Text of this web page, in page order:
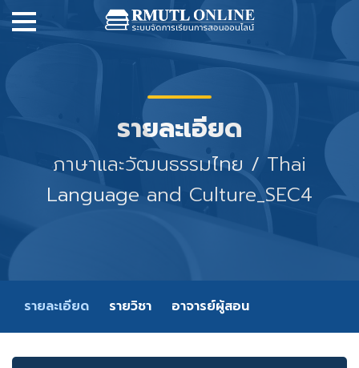
รายละเอียด
ภาษาและวัฒนธรรมไทย / Thai
Language and Culture_SEC4
รายละเอียด รายวิชา อาจารย์ผู้สอน